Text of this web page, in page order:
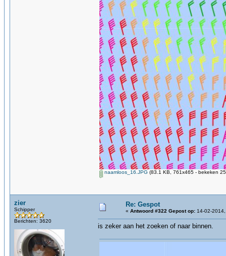
naamloos_16.JPG (83.1 KB, 761x465 - bekeken
zier
Schipper
Berichten: 3620
Re: Gespot
« Antwoord #322 Gepost op: 14-02-
is zeker aan het zoeken of naar binnen.